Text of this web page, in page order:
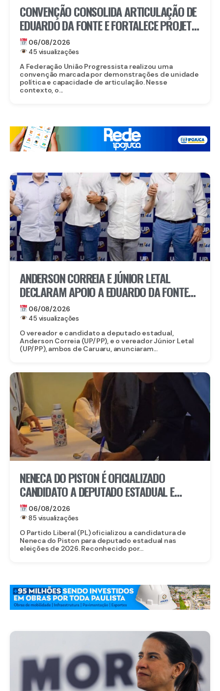
CONVENÇÃO CONSOLIDA ARTICULAÇÃO DE
EDUARDO DA FONTE E FORTALECE PROJETO
PARA O SENADO
06/08/2026
45 visualizações
A Federação União Progressista realizou uma
convenção marcada por demonstrações de unidade
política e capacidade de articulação. Nesse
contexto, o...
ANDERSON CORREIA E JÚNIOR LETAL
DECLARAM APOIO A EDUARDO DA FONTE
PARA O SENADO E LULA DA FONTE PARA
DEPUTADO FEDERAL
06/08/2026
45 visualizações
O vereador e candidato a deputado estadual,
Anderson Correia (UP/PP), e o vereador Júnior Letal
(UP/PP), ambos de Caruaru, anunciaram...
NENECA DO PISTON É OFICIALIZADO
CANDIDATO A DEPUTADO ESTADUAL E
FORTALECE CHAPA DO PL EM
PERNAMBUCO
06/08/2026
85 visualizações
O Partido Liberal (PL) oficializou a candidatura de
Neneca do Piston para deputado estadual nas
eleições de 2026. Reconhecido por...